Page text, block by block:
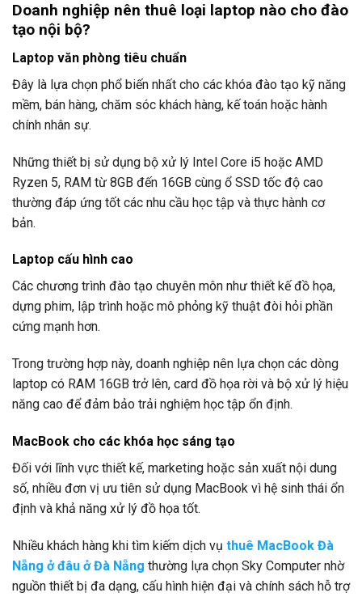
Doanh nghiệp nên thuê loại laptop nào cho đào
tạo nội bộ?
Laptop văn phòng tiêu chuẩn
Đây là lựa chọn phổ biến nhất cho các khóa đào tạo kỹ năng
mềm, bán hàng, chăm sóc khách hàng, kế toán hoặc hành
chính nhân sự.
Những thiết bị sử dụng bộ xử lý Intel Core i5 hoặc AMD
Ryzen 5, RAM từ 8GB đến 16GB cùng ổ SSD tốc độ cao
thường đáp ứng tốt các nhu cầu học tập và thực hành cơ
bản.
Laptop cấu hình cao
Các chương trình đào tạo chuyên môn như thiết kế đồ họa,
dựng phim, lập trình hoặc mô phỏng kỹ thuật đòi hỏi phần
cứng mạnh hơn.
Trong trường hợp này, doanh nghiệp nên lựa chọn các dòng
laptop có RAM 16GB trở lên, card đồ họa rời và bộ xử lý hiệu
năng cao để đảm bảo trải nghiệm học tập ổn định.
MacBook cho các khóa học sáng tạo
Đối với lĩnh vực thiết kế, marketing hoặc sản xuất nội dung
số, nhiều đơn vị ưu tiên sử dụng MacBook vì hệ sinh thái ổn
định và khả năng xử lý đồ họa tốt.
Nhiều khách hàng khi tìm kiếm dịch vụ thuê MacBook Đà
Nẵng ở đâu ở Đà Nẵng thường lựa chọn Sky Computer nhờ
nguồn thiết bị đa dạng, cấu hình hiện đại và chính sách hỗ trợ